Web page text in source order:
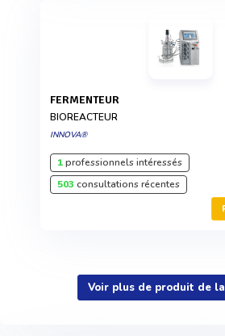
FERMENTEUR
BIOREACTEUR
INNOVA®
1professionnels intéressés
503 consultations récentes
Voir plus de produit de